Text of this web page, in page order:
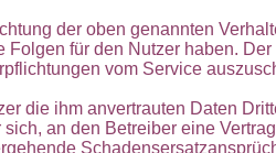
der oben genannten
Folgen für den Nutzer haben.
vom Service
die ihm anvertrauten Daten
sich, an den Betreiber eine